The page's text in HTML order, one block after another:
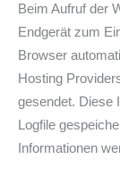
Beim Aufruf der
Endgerät zum
Browser
Hosting
gesendet. Diese
Logfile
Informationen